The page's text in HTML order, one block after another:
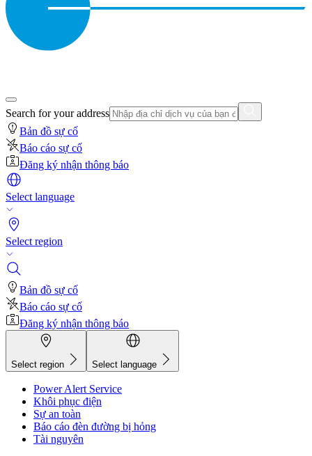
Search for your address
Bản đồ sự cố
Báo cáo sự cố
Đăng ký nhận thông báo
Select language
Select region
Bản đồ sự cố
Báo cáo sự cố
Đăng ký nhận thông báo
Select region Select language
Power Alert Service
Khôi phục điện
Sự an toàn
Báo cáo đèn đường bị hỏng
Tài nguyên